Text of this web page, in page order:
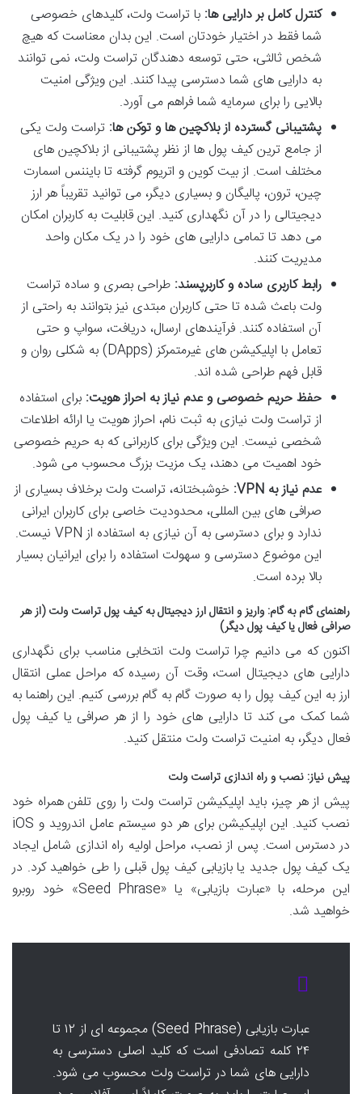
کنترل کامل بر دارایی ها: با تراست ولت، کلیدهای خصوصی
شما فقط در اختیار خودتان است. این بدان معناست که هیچ
شخص ثالثی، حتی توسعه دهندگان تراست ولت، نمی توانند
به دارایی های شما دسترسی پیدا کنند. این ویژگی امنیت
بالایی را برای سرمایه شما فراهم می آورد.
پشتیبانی گسترده از بلاکچین ها و توکن ها: تراست ولت یکی
از جامع ترین کیف پول ها از نظر پشتیبانی از بلاکچین های
مختلف است. از بیت کوین و اتریوم گرفته تا بایننس اسمارت
چین، ترون، پالیگان و بسیاری دیگر، می توانید تقریباً هر ارز
دیجیتالی را در آن نگهداری کنید. این قابلیت به کاربران امکان
می دهد تا تمامی دارایی های خود را در یک مکان واحد
مدیریت کنند.
رابط کاربری ساده و کاربرپسند: طراحی بصری و ساده تراست
ولت باعث شده تا حتی کاربران مبتدی نیز بتوانند به راحتی از
آن استفاده کنند. فرآیندهای ارسال، دریافت، سواپ و حتی
تعامل با اپلیکیشن های غیرمتمرکز (DApps) به شکلی روان و
قابل فهم طراحی شده اند.
حفظ حریم خصوصی و عدم نیاز به احراز هویت: برای استفاده
از تراست ولت نیازی به ثبت نام، احراز هویت یا ارائه اطلاعات
شخصی نیست. این ویژگی برای کاربرانی که به حریم خصوصی
خود اهمیت می دهند، یک مزیت بزرگ محسوب می شود.
عدم نیاز به VPN:
خوشبختانه، تراست ولت برخلاف بسیاری از
صرافی های بین المللی، محدودیت خاصی برای کاربران ایرانی
ندارد و برای دسترسی به آن نیازی به استفاده از VPN نیست.
این موضوع دسترسی و سهولت استفاده را برای ایرانیان بسیار
بالا برده است.
راهنمای گام به گام: واریز و انتقال ارز دیجیتال به کیف پول تراست ولت (از هر
صرافی فعال یا کیف پول دیگر)
اکنون که می دانیم چرا تراست ولت انتخابی مناسب برای نگهداری
دارایی های دیجیتال است، وقت آن رسیده که مراحل عملی انتقال
ارز به این کیف پول را به صورت گام به گام بررسی کنیم. این راهنما به
شما کمک می کند تا دارایی های خود را از هر صرافی یا کیف پول
فعال دیگر، به امنیت تراست ولت منتقل کنید.
پیش نیاز: نصب و راه اندازی تراست ولت
پیش از هر چیز، باید اپلیکیشن تراست ولت را روی تلفن همراه خود
نصب کنید. این اپلیکیشن برای هر دو سیستم عامل اندروید و iOS
در دسترس است. پس از نصب، مراحل اولیه راه اندازی شامل ایجاد
یک کیف پول جدید یا بازیابی کیف پول قبلی را طی خواهید کرد. در
این مرحله، با «عبارت بازیابی» یا «Seed Phrase» خود روبرو
خواهید شد.
عبارت بازیابی (Seed Phrase) مجموعه ای از ۱۲ تا
۲۴ کلمه تصادفی است که کلید اصلی دسترسی به
دارایی های شما در تراست ولت محسوب می شود.